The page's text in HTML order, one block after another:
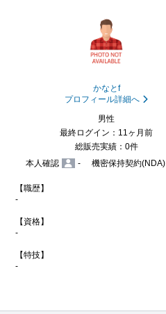
かなとf
プロフィール詳細へ
男性
最終ログイン：11ヶ月前
総販売実績：0件
本人確認
- 機密保持契約(NDA)
【職歴】
-
【資格】
-
【特技】
-